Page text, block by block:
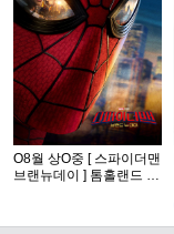
O8월 상O중 [ 스파이더맨
브랜뉴데이 ] 톰홀랜드 -